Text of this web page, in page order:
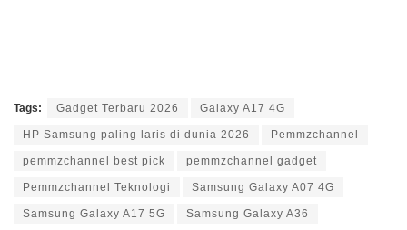
Tags: Gadget Terbaru 2026 Galaxy A17 4G
HP Samsung paling laris di dunia 2026 Pemmzchannel
pemmzchannel best pick pemmzchannel gadget
Pemmzchannel Teknologi Samsung Galaxy A07 4G
Samsung Galaxy A17 5G Samsung Galaxy A36